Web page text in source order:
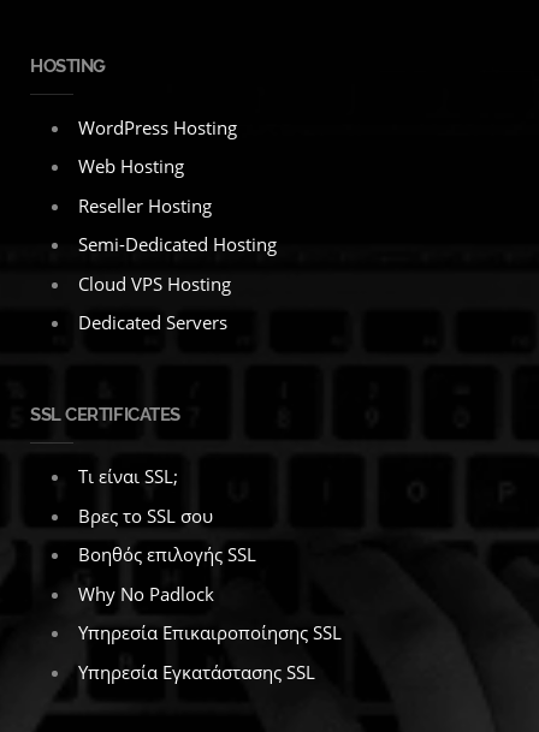
HOSTING
WordPress Hosting
Web Hosting
Reseller Hosting
Semi-Dedicated Hosting
Cloud VPS Hosting
Dedicated Servers
SSL CERTIFICATES
Τι είναι SSL;
Βρες το SSL σου
Βοηθός επιλογής SSL
Why No Padlock
Υπηρεσία Επικαιροποίησης SSL
Υπηρεσία Εγκατάστασης SSL